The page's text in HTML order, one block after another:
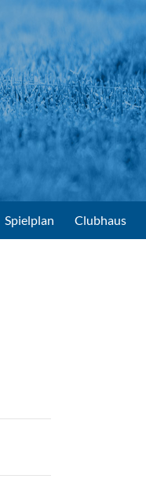
Spielplan Clubhaus